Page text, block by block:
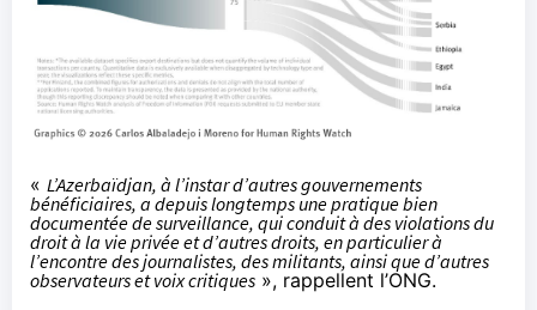
« L’Azerbaïdjan, à l’instar d’autres gouvernements
bénéficiaires, a depuis longtemps une pratique bien
documentée de surveillance, qui conduit à des violations du
droit à la vie privée et d’autres droits, en particulier à
l’encontre des journalistes, des militants, ainsi que d’autres
observateurs et voix critiques », rappellent l’ONG.